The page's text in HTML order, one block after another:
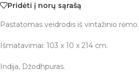
Pridėti į norų sąrašą
Pastatomas veidrodis iš vintažinio rėmo.
Išmatavimai: 103 x 10 x 214 cm.
Indija, Džodhpuras.